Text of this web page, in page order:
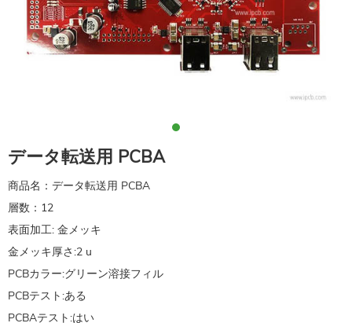
データ転送用 PCBA
商品名：データ転送用 PCBA
層数：12
表面加工: 金メッキ
金メッキ厚さ:2 u
PCBカラー:グリーン溶接フィル
PCBテスト:ある
PCBAテスト:はい